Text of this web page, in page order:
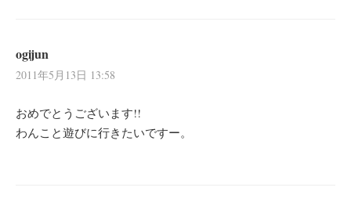
ogijun
2011年5月13日 13:58
おめでとうございます!!
わんこと遊びに行きたいですー。